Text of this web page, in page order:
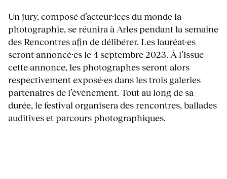
Un jury, composé d’acteur·ices du monde la
photographie, se réunira à Arles pendant la semaine
des Rencontres afin de délibérer. Les lauréat·es
seront annoncé·es le 4 septembre 2023. À l’issue
cette annonce, les photographes seront alors
respectivement exposé·es dans les trois galeries
partenaires de l’évènement. Tout au long de sa
durée, le festival organisera des rencontres, ballades
auditives et parcours photographiques.